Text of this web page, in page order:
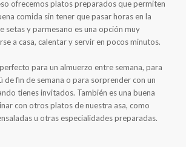
ofrecemos platos preparados que permiten
comida sin tener que pasar horas en la
setas y parmesano es una opción muy
a casa, calentar y servir en pocos minutos.
para un almuerzo entre semana, para
de fin de semana o para sorprender con un
tienes invitados. También es una buena
con otros platos de nuestra asa, como
u otras especialidades preparadas.